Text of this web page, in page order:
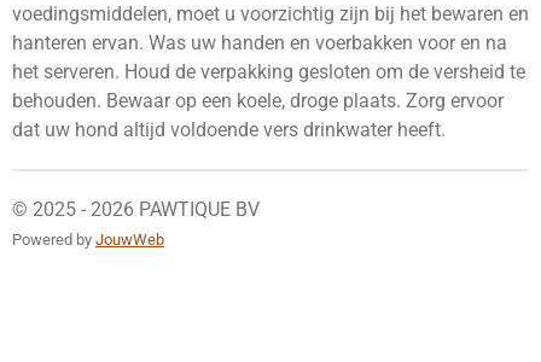
voedingsmiddelen, moet u voorzichtig zijn bij het bewaren en
hanteren ervan. Was uw handen en voerbakken voor en na
het serveren. Houd de verpakking gesloten om de versheid te
behouden. Bewaar op een koele, droge plaats. Zorg ervoor
dat uw hond altijd voldoende vers drinkwater heeft.
© 2025 - 2026 PAWTIQUE BV
Powered by JouwWeb